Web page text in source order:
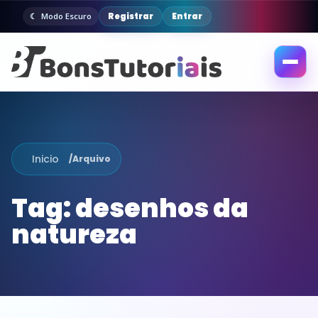
Modo Escuro Registrar Entrar
Abrir
Inicio /Arquivo
Tag:desenhos da
natureza